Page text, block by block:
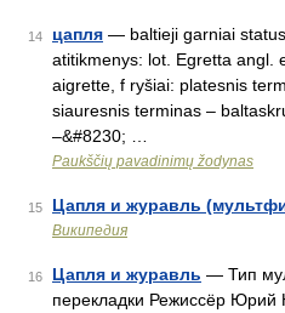
14 цапля — baltieji garniai
atitikmenys: lot. Egretta angl.
aigrette, f ryšiai: platesnis
siauresnis terminas –
–&#8230; …
Paukščių pavadinimų žodynas
15 Цапля и журавль
Википедия
16 Цапля и журавль — Тип
перекладки Режиссёр Юрий